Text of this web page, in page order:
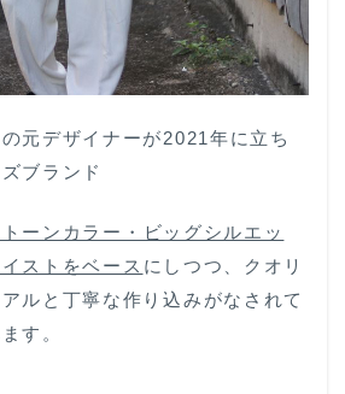
元デザイナーが2021年に立ち
ブランド
ーンカラー・ビッグシルエッ
ストをベース にしつつ、クオリ
ルと丁寧な作り込みがなされて
す。